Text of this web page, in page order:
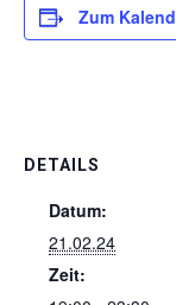
Zum
DETAILS
Datum:
21.02.24
Zeit: